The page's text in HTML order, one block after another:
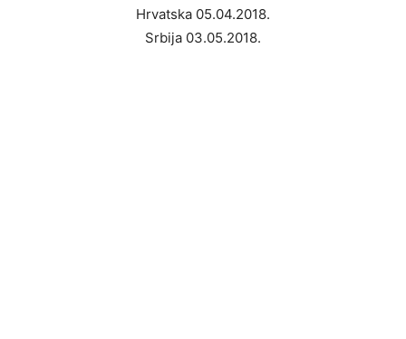
Hrvatska 05.04.2018.
Srbija 03.05.2018.